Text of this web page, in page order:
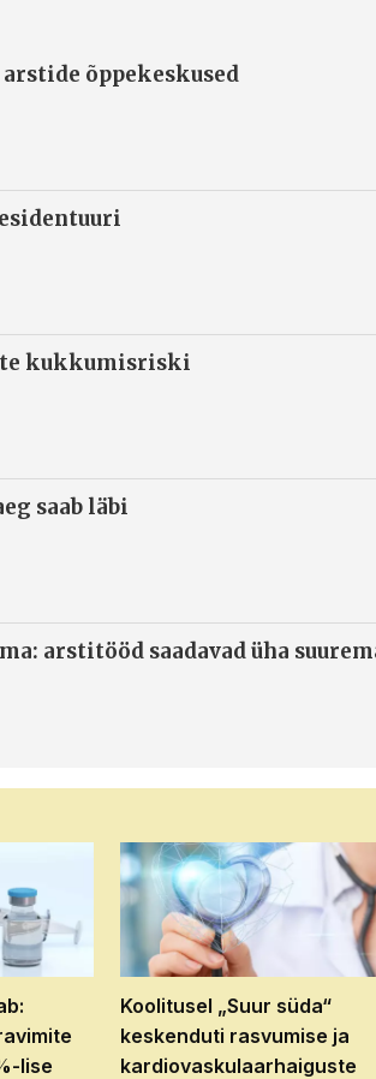
õppekeskused
kukkumisriski
saab läbi
arstitööd saadavad üha
lise
Koolitusel „Suur süda“
keskenduti rasvumise ja
kardiovaskulaarhaiguste